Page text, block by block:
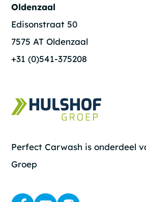
Oldenzaal
Edisonstraat 50
7575 AT Oldenzaal
+31 (0)541-375208
Perfect Carwash is onderdeel
Groep